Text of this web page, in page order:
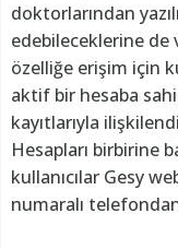
doktorlarından
edebileceklerine de
özelliğe erişim için
aktif bir hesaba
kayıtlarıyla
Hesapları birbirine
kullanıcılar Gesy
numaralı